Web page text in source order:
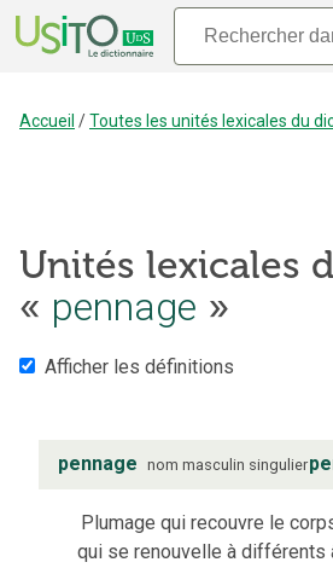
Accueil /Toutes les unités lexicales du
Unités lexicales
« pennage »
Afficher les définitions
pennage nom masculin singulier
Plumage qui recouvre le
qui se renouvelle à différents